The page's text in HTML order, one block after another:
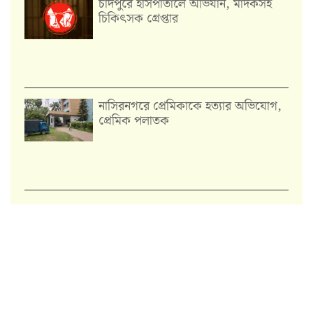
চিকিৎসক গ্রেপ্তার
নাসিরনগরে প্রেমিকাকে হত্যার অভিযোগ,
প্রেমিক পলাতক